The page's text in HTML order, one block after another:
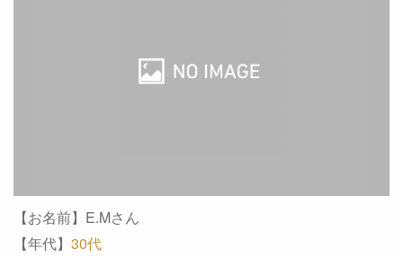
【お名前】E.Mさん
【年代】 30代